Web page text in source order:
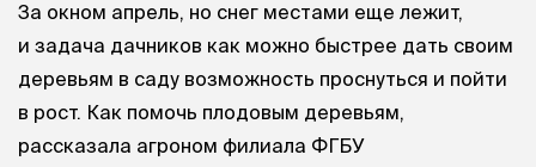
За окном апрель, но снег местами еще лежит,
и задача дачников как можно быстрее дать своим
деревьям в саду возможность проснуться и пойти
в рост. Как помочь плодовым деревьям,
рассказала агроном филиала ФГБУ